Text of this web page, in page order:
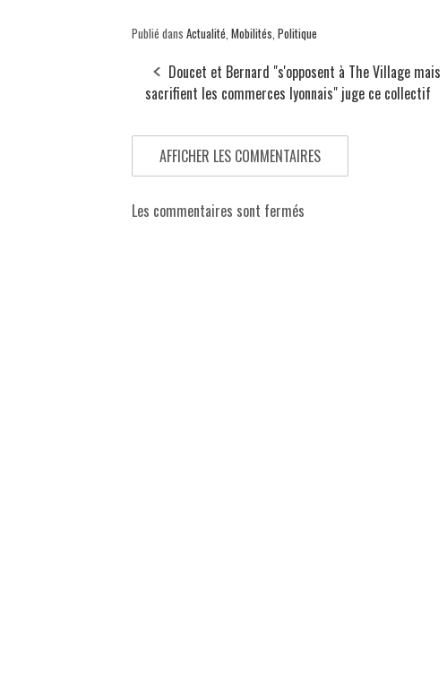
Publié dans Actualité Mobilités Politique
Doucet et Bernard "s'opposent à The Village mais
sacrifient les commerces lyonnais" juge ce collectif
AFFICHER LES COMMENTAIRES
Les commentaires sont fermés